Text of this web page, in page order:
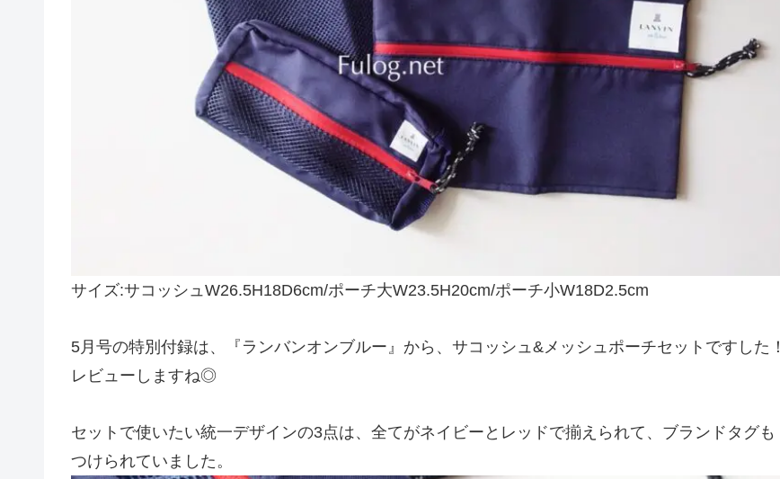
サイズ:サコッシュW26.5H18D6cm/ポーチ大W23.5H20cm/ポーチ小W18D2.5cm
5月号の特別付録は、『ランバンオンブルー』から、サコッシュ&メッシュポーチセットですした！
レビューしますね◎
セットで使いたい統一デザインの3点は、全てがネイビーとレッドで揃えられて、ブランドタグも
つけられていました。